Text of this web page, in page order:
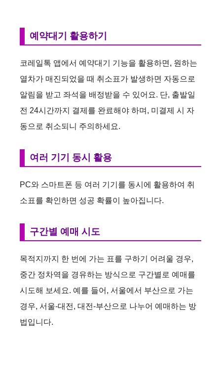
V
i
d
e
o
예약대기 활용하기
코레일톡 앱에서 예약대기 기능을 활용하면, 원하는
열차가 매진되었을 때 취소표가 발생하면 자동으로
알림을 받고 좌석을 배정받을 수 있어요. 단, 출발일
전 24시간까지 결제를 완료해야 하며, 미결제 시 자
동으로 취소되니 주의하세요.
여러 기기 동시 활용
PC와 스마트폰 등 여러 기기를 동시에 활용하여 취
소표를 확인하면 성공 확률이 높아집니다.
구간별 예매 시도
목적지까지 한 번에 가는 표를 구하기 어려울 경우,
중간 정차역을 경유하는 방식으로 구간별로 예매를
시도해 보세요. 예를 들어, 서울에서 부산으로 가는
경우, 서울-대전, 대전-부산으로 나누어 예매하는 방
법입니다.